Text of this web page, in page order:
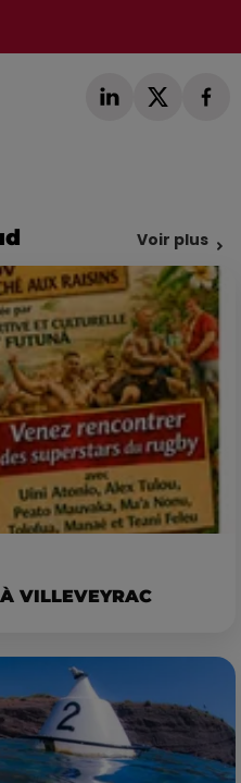
Voir plus
VILLEVEYRAC